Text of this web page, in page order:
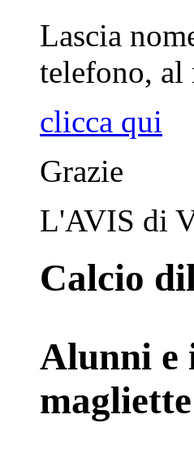
Lascia
telefono, al
clicca qui
Grazie
L'AVIS di
Calcio
Alunni e